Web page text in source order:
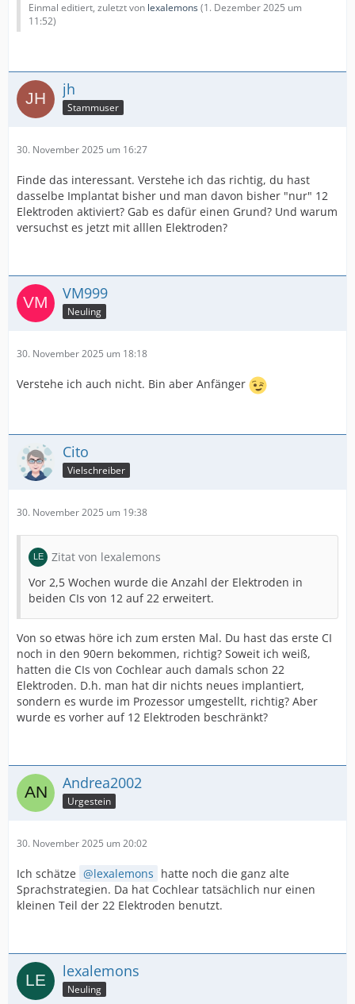
Einmal editiert, zuletzt von lexalemons(1. Dezember 2025 um
11:52)
jh
Stammuser
30. November 2025 um 16:27
Finde das interessant. Verstehe ich das richtig, du hast
dasselbe Implantat bisher und man davon bisher "nur" 12
Elektroden aktiviert? Gab es dafür einen Grund? Und warum
versuchst es jetzt mit alllen Elektroden?
VM999
Neuling
30. November 2025 um 18:18
Verstehe ich auch nicht. Bin aber Anfänger
Cito
Vielschreiber
30. November 2025 um 19:38
Zitat von lexalemons
Vor 2,5 Wochen wurde die Anzahl der Elektroden in
beiden CIs von 12 auf 22 erweitert.
Von so etwas höre ich zum ersten Mal. Du hast das erste CI
noch in den 90ern bekommen, richtig? Soweit ich weiß,
hatten die CIs von Cochlear auch damals schon 22
Elektroden. D.h. man hat dir nichts neues implantiert,
sondern es wurde im Prozessor umgestellt, richtig? Aber
wurde es vorher auf 12 Elektroden beschränkt?
Andrea2002
Urgestein
30. November 2025 um 20:02
Ich schätze lexalemons hatte noch die ganz alte
Sprachstrategien. Da hat Cochlear tatsächlich nur einen
kleinen Teil der 22 Elektroden benutzt.
lexalemons
Neuling